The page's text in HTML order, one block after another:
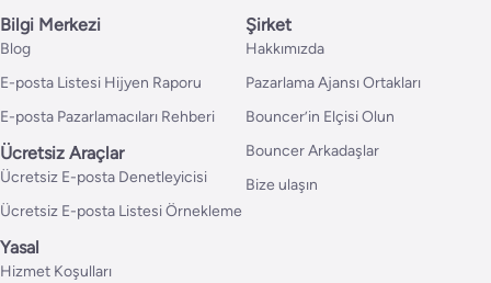
Bilgi Merkezi
Blog
E-posta Listesi Hijyen Raporu
E-posta Pazarlamacıları Rehberi
Ücretsiz Araçlar
Ücretsiz E-posta Denetleyicisi
Ücretsiz E-posta Listesi Örnekleme
Şirket
Hakkımızda
Pazarlama Ajansı Ortakları
Bouncer’in Elçisi Olun
Bouncer Arkadaşlar
Bize ulaşın
Yasal
Hizmet Koşulları